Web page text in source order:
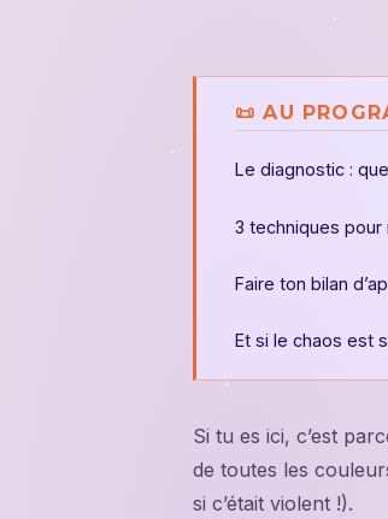
📜 AU
Le diagnostic :
3 techniques
Faire ton bilan
Et si le chaos est
Si tu es ici, c’est
de toutes les
si c’était violent !).